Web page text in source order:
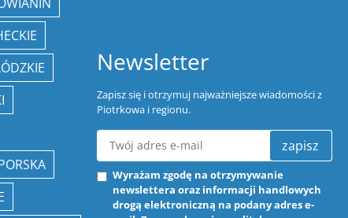
Newsletter
Zapisz się i otrzymuj najważniejsze wiadomości z
Piotrkowa i regionu.
zapisz
Wyrażam zgodę na otrzymywanie
newslettera oraz informacji handlowych
drogą elektroniczną na podany adres e-